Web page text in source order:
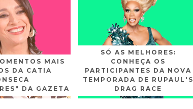
MAIS
DA CATIA
DA GAZETA
SÓ AS MELHORES:
CONHEÇA OS
PARTICIPANTES DA NOVA
TEMPORADA DE RUPAUL'S
DRAG RACE